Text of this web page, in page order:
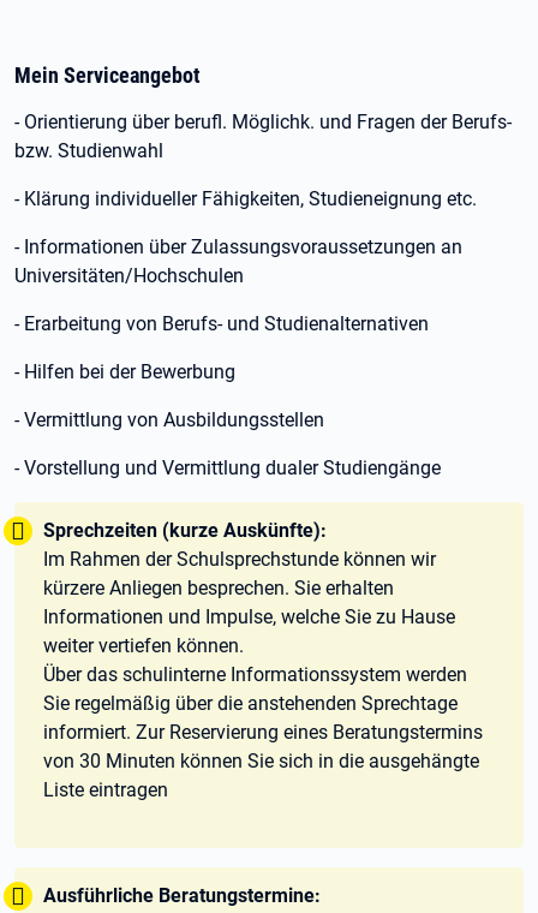
Mein Serviceangebot
- Orientierung über berufl. Möglichk. und Fragen der Berufs-
bzw. Studienwahl
- Klärung individueller Fähigkeiten, Studieneignung etc.
- Informationen über Zulassungsvoraussetzungen an
Universitäten/Hochschulen
- Erarbeitung von Berufs- und Studienalternativen
- Hilfen bei der Bewerbung
- Vermittlung von Ausbildungsstellen
- Vorstellung und Vermittlung dualer Studiengänge
Tipp:
Sprechzeiten (kurze Auskünfte):
Im Rahmen der Schulsprechstunde können wir
kürzere Anliegen besprechen. Sie erhalten
Informationen und Impulse, welche Sie zu Hause
weiter vertiefen können.
Über das schulinterne Informationssystem werden
Sie regelmäßig über die anstehenden Sprechtage
informiert. Zur Reservierung eines Beratungstermins
von 30 Minuten können Sie sich in die ausgehängte
Liste eintragen
Tipp:
Ausführliche Beratungstermine: